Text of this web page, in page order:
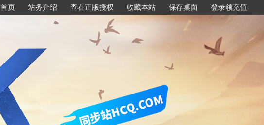
首页 站务介绍 查看正版授权 收藏本站 保存桌面 登录领充值